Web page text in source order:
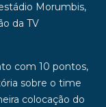
Morumbis,
da TV
com 10 pontos,
sobre o time
colocação do